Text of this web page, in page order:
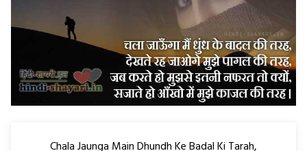
Chala Jaunga Main Dhundh Ke Badal Ki Tarah,